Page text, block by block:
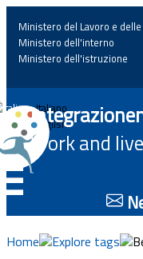
Home
News
Highlights
Events
Ministero del Lavoro e
Ministero dell'interno
Ministero dell'istruzione
Italiano
English
Work and
Home Explore tags